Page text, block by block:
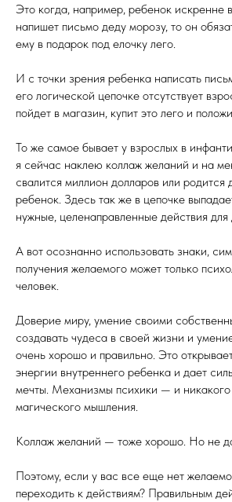
Это когда, например, ребенок искренне
напишет письмо деду морозу, то он
ему в подарок под елочку лего.
И с точки зрения ребенка написать
его логической цепочке отсутствует
пойдет в магазин, купит это лего и
То же самое бывает у взрослых в
я сейчас наклею коллаж желаний и на
свалится миллион долларов или родится
ребенок. Здесь так же в цепочке
нужные, целенаправленные действия
А вот осознанно использовать знаки,
получения желаемого может только
человек.
Доверие миру, умение своими
создавать чудеса в своей жизни и
очень хорошо и правильно. Это
энергии внутреннего ребенка и дает
мечты. Механизмы психики — и
магического мышления.
Коллаж желаний — тоже хорошо. Но не
Поэтому, если у вас все еще нет
переходить к действиям? Правильным